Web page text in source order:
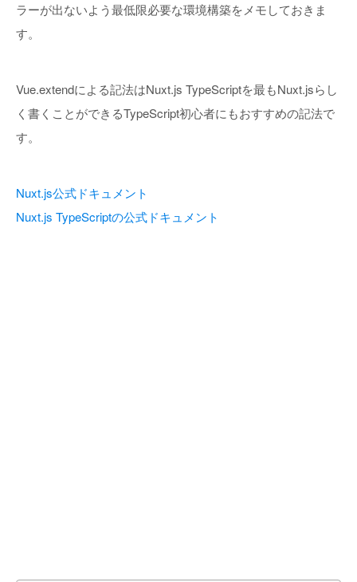
ラーが出ないよう最低限必要な環境構築をメモしておきま
す。
Vue.extendによる記法はNuxt.js TypeScriptを最もNuxt.jsらし
く書くことができるTypeScript初心者にもおすすめの記法で
す。
Nuxt.js公式ドキュメント
Nuxt.js TypeScriptの公式ドキュメント